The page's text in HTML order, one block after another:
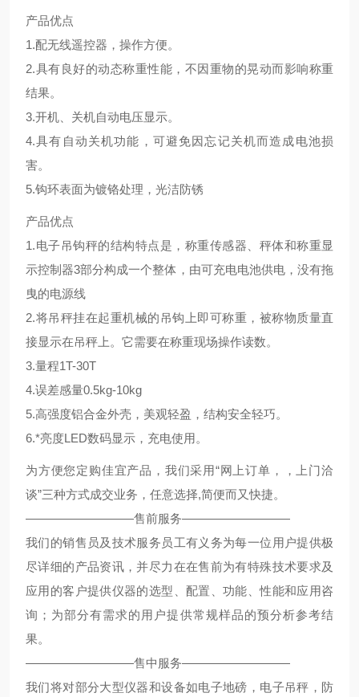
产品优点
1.配无线遥控器，操作方便。
2.具有良好的动态称重性能，不因重物的晃动而影响称重
结果。
3.开机、关机自动电压显示。
4.具有自动关机功能，可避免因忘记关机而造成电池损
害。
5.钩环表面为镀铬处理，光洁防锈
产品优点
1.电子吊钩秤的结构特点是，称重传感器、秤体和称重显
示控制器3部分构成一个整体，由可充电电池供电，没有拖
曳的电源线
2.将吊秤挂在起重机械的吊钩上即可称重，被称物质量直
接显示在吊秤上。它需要在称重现场操作读数。
3.量程1T-30T
4.误差感量0.5kg-10kg
5.高强度铝合金外壳，美观轻盈，结构安全轻巧。
6.*亮度LED数码显示，充电使用。
为方便您定购佳宜产品，我们采用“网上订单，，上门洽
谈”三种方式成交业务，任意选择,简便而又快捷。
—————————售前服务—————————
我们的销售员及技术服务员工有义务为每一位用户提供极
尽详细的产品资讯，并尽力在在售前为有特殊技术要求及
应用的客户提供仪器的选型、配置、功能、性能和应用咨
询；为部分有需求的用户提供常规样品的预分析参考结
果。
—————————售中服务—————————
我们将对部分大型仪器和设备如电子地磅，电子吊秤，防